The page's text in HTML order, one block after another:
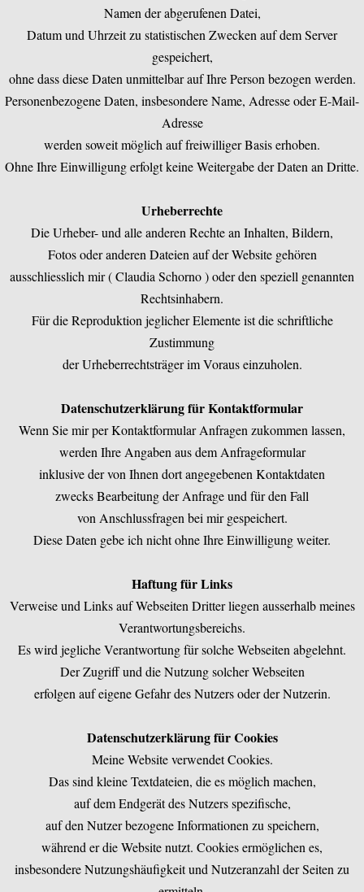
Namen der abgerufenen Datei,
Datum und Uhrzeit zu statistischen Zwecken auf dem Server
gespeichert,
ohne dass diese Daten unmittelbar auf Ihre Person bezogen werden.
Personenbezogene Daten, insbesondere Name, Adresse oder E-Mail-
Adresse
werden soweit möglich auf freiwilliger Basis erhoben.
Ohne Ihre Einwilligung erfolgt keine Weitergabe der Daten an Dritte.
Urheberrechte
Die Urheber- und alle anderen Rechte an Inhalten, Bildern,
Fotos oder anderen Dateien auf der Website gehören
ausschliesslich mir ( Claudia Schorno ) oder den speziell genannten
Rechtsinhabern.
Für die Reproduktion jeglicher Elemente ist die schriftliche
Zustimmung
der Urheberrechtsträger im Voraus einzuholen.
Datenschutzerklärung für Kontaktformular
Wenn Sie mir per Kontaktformular Anfragen zukommen lassen,
werden Ihre Angaben aus dem Anfrageformular
inklusive der von Ihnen dort angegebenen Kontaktdaten
zwecks Bearbeitung der Anfrage und für den Fall
von Anschlussfragen bei mir gespeichert.
Diese Daten gebe ich nicht ohne Ihre Einwilligung weiter.
Haftung für Links
Verweise und Links auf Webseiten Dritter liegen ausserhalb meines
Verantwortungsbereichs.
Es wird jegliche Verantwortung für solche Webseiten abgelehnt.
Der Zugriff und die Nutzung solcher Webseiten
erfolgen auf eigene Gefahr des Nutzers oder der Nutzerin.
Datenschutzerklärung für Cookies
Meine Website verwendet Cookies.
Das sind kleine Textdateien, die es möglich machen,
auf dem Endgerät des Nutzers spezifische,
auf den Nutzer bezogene Informationen zu speichern,
während er die Website nutzt. Cookies ermöglichen es,
insbesondere Nutzungshäufigkeit und Nutzeranzahl der Seiten zu